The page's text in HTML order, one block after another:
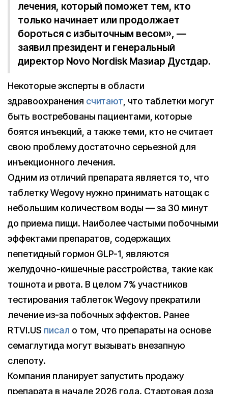
лечения, который поможет тем, кто
только начинает или продолжает
бороться с избыточным весом», —
заявил президент и генеральный
директор Novo Nordisk Мазиар Дустдар.
Некоторые эксперты в области
здравоохранения считают, что таблетки могут
быть востребованы пациентами, которые
боятся инъекций, а также теми, кто не считает
свою проблему достаточно серьезной для
инъекционного лечения.
Одним из отличий препарата является то, что
таблетку Wegovy нужно принимать натощак с
небольшим количеством воды — за 30 минут
до приема пищи. Наиболее частыми побочными
эффектами препаратов, содержащих
пепетидный гормон GLP-1, являются
желудочно-кишечные расстройства, такие как
тошнота и рвота. В целом 7% участников
тестирования таблеток Wegovy прекратили
лечение из-за побочных эффектов. Ранее
RTVI.US писал о том, что препараты на основе
семаглутида могут вызывать внезапную
слепоту.
Компания планирует запустить продажу
препарата в начале 2026 года. Стартовая доза